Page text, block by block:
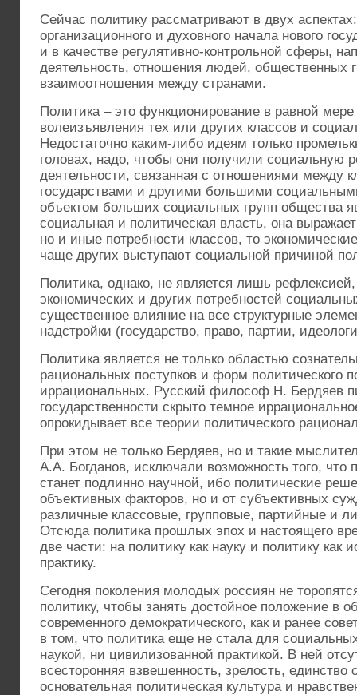
Сейчас политику рассматривают в двух
организационного и духовного начала нового
и в качестве регулятивно-контрольной сферы,
деятельность, отношения людей, общественных
взаимоотношения между странами.
Политика – это функционирование в равной
волеизъявления тех или других классов и
Недостаточно каким-либо идеям только
головах, надо, чтобы они получили социальную
деятельности, связанная с отношениями между
государствами и другими большими
объектом больших социальных групп общества
социальная и политическая власть, она
но и иные потребности классов, то
чаще других выступают социальной причиной
Политика, однако, не является лишь
экономических и других потребностей
существенное влияние на все структурные
надстройки (государство, право, партии,
Политика является не только областью
рациональных поступков и форм политического
иррациональных. Русский философ Н. Бердяев
государственности скрыто темное
опрокидывает все теории политического
При этом не только Бердяев, но и такие
А.А. Богданов, исключали возможность того, что
станет подлинно научной, ибо политические
объективных факторов, но и от субъективных
различные классовые, групповые, партийные и
Отсюда политика прошлых эпох и настоящего
две части: на политику как науку и политику как
практику.
Сегодня поколения молодых россиян не
политику, чтобы занять достойное положение в
современного демократического, как и ранее
в том, что политика еще не стала для
наукой, ни цивилизованной практикой. В ней
всесторонняя взвешенность, зрелость, единство
основательная политическая культура и